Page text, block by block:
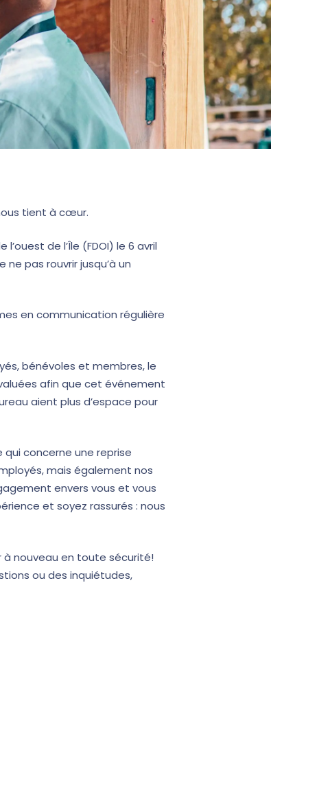
tient à cœur.
de l’Île (FDOI) le 6 avril
pas rouvrir jusqu’à un
en communication régulière
bénévoles et membres, le
afin que cet événement
aient plus d’espace pour
qui concerne une reprise
mais également nos
envers vous et vous
et soyez rassurés : nous
à nouveau en toute sécurité!
ou des inquiétudes,